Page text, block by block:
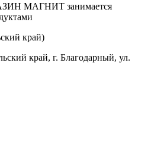
МАГНИТ занимается
край)
край, г. Благодарный, ул.